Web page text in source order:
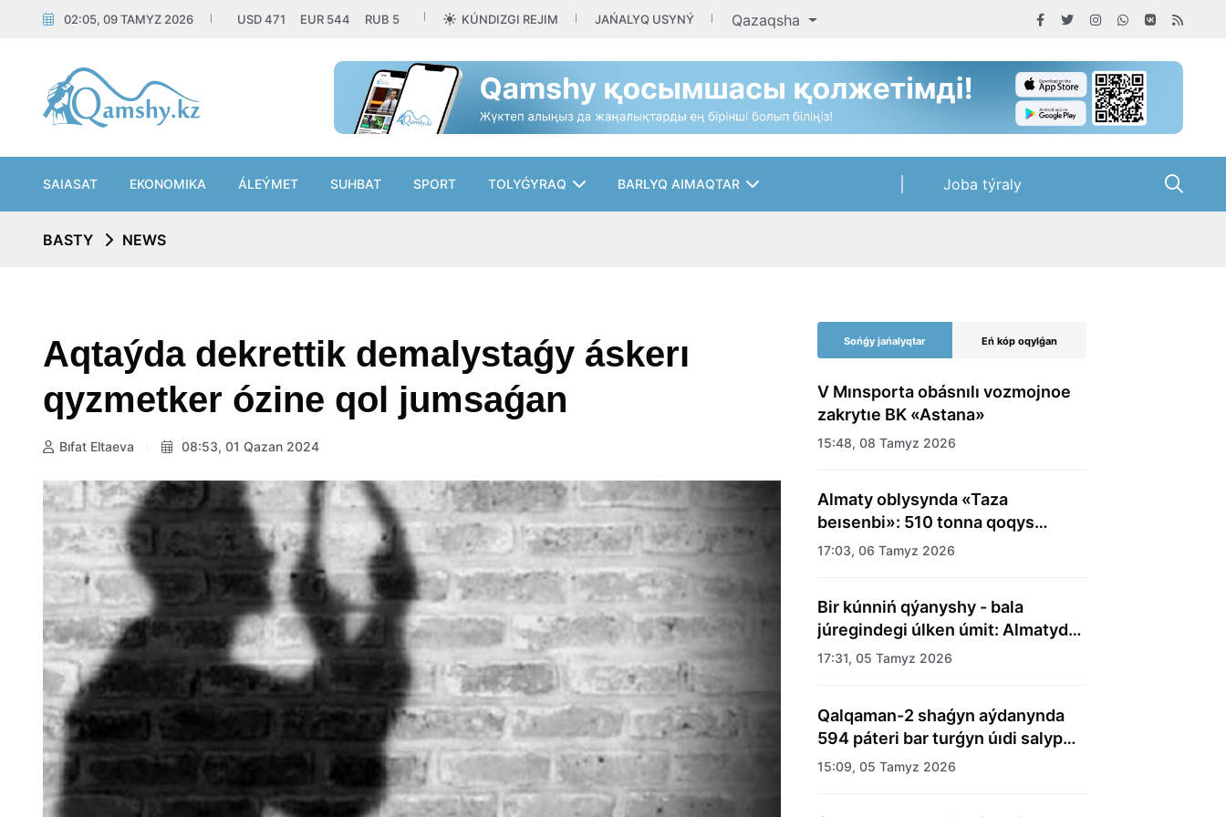
02:05, 09 TAMYZ 2026 USD471 EUR 544 RUB 5 KÚNDIZGI REJIM JAŃALYQ USYNÝ Qazaqsha
SAIASAT EKONOMIKA ÁLEÝMET SUHBAT SPORT TOLYǴYRAQ BARLYQ AIMAQTAR Joba týraly
BASTY NEWS
Aqtaýda dekrettik demalystaǵy áskerı
qyzmetker ózine qol jumsaǵan
Bıfat Eltaeva 08:53, 01 Qazan 2024
Sońǵy jańalyqtar Eń kóp oqylǵan
V Mınsporta obásnılı vozmojnoe
zakrytıe BK «Astana»
15:48, 08 Tamyz 2026
Almaty oblysynda «Taza
beısenbi»: 510 tonna qoqys
shyǵaryldy
17:03, 06 Tamyz 2026
Bir kúnniń qýanyshy - bala
júregindegi úlken úmit: Almatyda
balalar úıiniń tárbıelenýshilerine
17:31, 05 Tamyz 2026
Qalqaman-2 shaǵyn aýdanynda
594 páteri bar turǵyn úıdi salyp
bitti
15:09, 05 Tamyz 2026